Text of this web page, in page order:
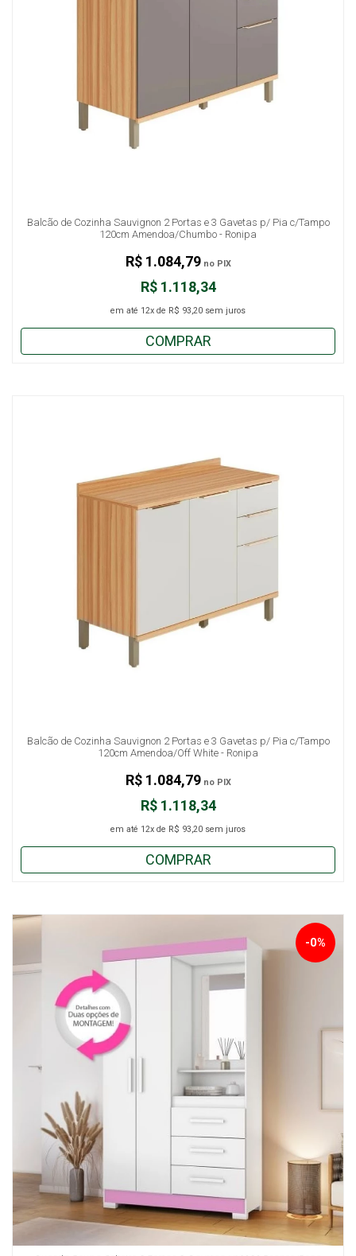
Balcão de Cozinha Sauvignon 2 Portas e 3 Gavetas p/ Pia c/Tampo
120cm Amendoa/Chumbo - Ronipa
R$ 1.118,34
em até 12x de R$ 93,20 sem juros
R$ 1.084,79no PIX
COMPRAR
Balcão de Cozinha Sauvignon 2 Portas e 3 Gavetas p/ Pia c/Tampo
120cm Amendoa/Off White - Ronipa
R$ 1.118,34
em até 12x de R$ 93,20 sem juros
R$ 1.084,79no PIX
COMPRAR
-0%